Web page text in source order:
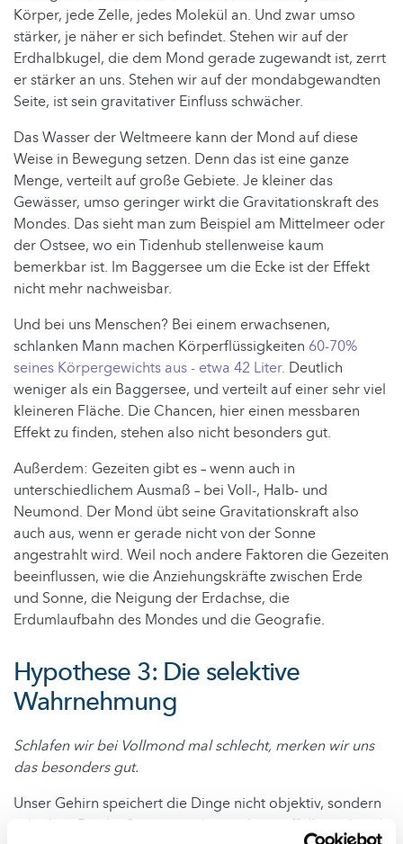
Körper, jede Zelle, jedes Molekül an. Und zwar umso
stärker, je näher er sich befindet. Stehen wir auf der
Erdhalbkugel, die dem Mond gerade zugewandt ist, zerrt
er stärker an uns. Stehen wir auf der mondabgewandten
Seite, ist sein gravitativer Einfluss schwächer.
Das Wasser der Weltmeere kann der Mond auf diese
Weise in Bewegung setzen. Denn das ist eine ganze
Menge, verteilt auf große Gebiete. Je kleiner das
Gewässer, umso geringer wirkt die Gravitationskraft des
Mondes. Das sieht man zum Beispiel am Mittelmeer oder
der Ostsee, wo ein Tidenhub stellenweise kaum
bemerkbar ist. Im Baggersee um die Ecke ist der Effekt
nicht mehr nachweisbar.
Und bei uns Menschen? Bei einem erwachsenen,
schlanken Mann machen Körperflüssigkeiten 60-70%
seines Körpergewichts aus - etwa 42 Liter. Deutlich
weniger als ein Baggersee, und verteilt auf einer sehr viel
kleineren Fläche. Die Chancen, hier einen messbaren
Effekt zu finden, stehen also nicht besonders gut.
Außerdem: Gezeiten gibt es – wenn auch in
unterschiedlichem Ausmaß – bei Voll-, Halb- und
Neumond. Der Mond übt seine Gravitationskraft also
auch aus, wenn er gerade nicht von der Sonne
angestrahlt wird. Weil noch andere Faktoren die Gezeiten
beeinflussen, wie die Anziehungskräfte zwischen Erde
und Sonne, die Neigung der Erdachse, die
Erdumlaufbahn des Mondes und die Geografie.
Hypothese 3: Die selektive
Wahrnehmung
Schlafen wir bei Vollmond mal schlecht, merken wir uns
das besonders gut.
Unser Gehirn speichert die Dinge nicht objektiv, sondern
subjektiv. Das heißt, was uns besonders auffällt wird auch